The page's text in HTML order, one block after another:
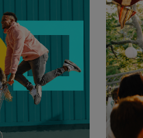
comportamental
Eficácia do marketing
Inquérito PanelVoice
Segmentação